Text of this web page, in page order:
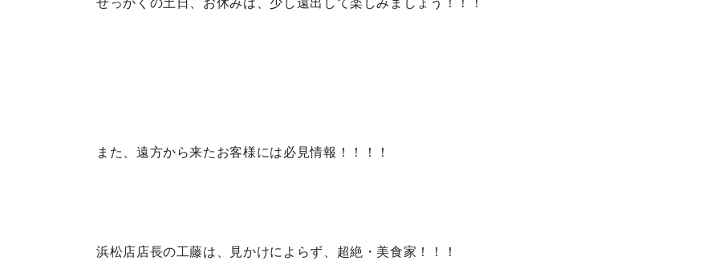
せっかくの土日、お休みは、少し遠出して楽しみましょう！！！
また、遠方から来たお客様には必見情報！！！！
浜松店店長の工藤は、見かけによらず、超絶・美食家！！！